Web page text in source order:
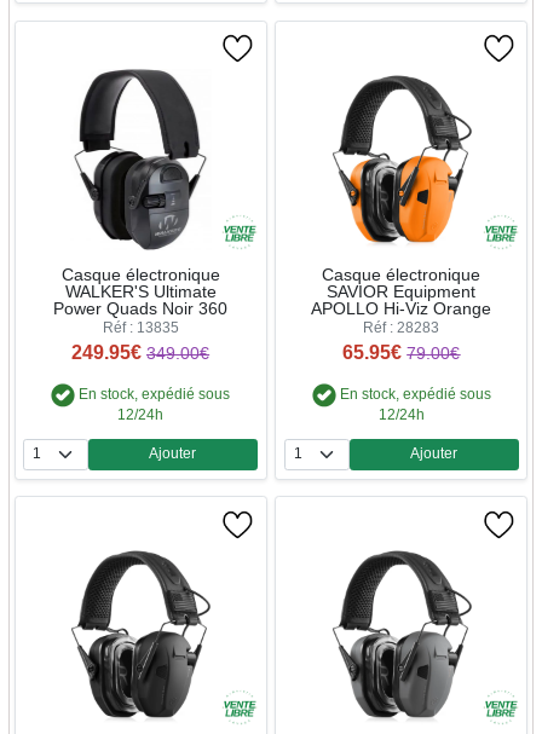
Casque électronique
WALKER'S Ultimate
Power Quads Noir 360
Réf : 13835
249.95€ 349.00€
En stock, expédié sous
12/24h
Quantité
Ajouter
Casque électronique
SAVIOR Equipment
APOLLO Hi-Viz Orange
Réf : 28283
65.95€ 79.00€
En stock, expédié sous
12/24h
Quantité
Ajouter